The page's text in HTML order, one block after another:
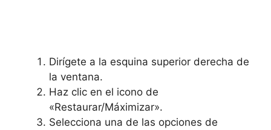
Dirígete a la esquina superior derecha de
la ventana.
Haz clic en el icono de
«Restaurar/Máximizar».
Selecciona una de las opciones de